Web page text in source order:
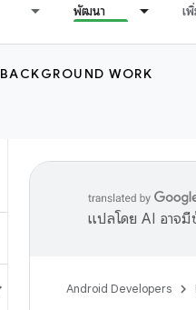
พัฒนา เ
BACKGROUND WORK
แปลโดย AI อาจมี
Android Developers